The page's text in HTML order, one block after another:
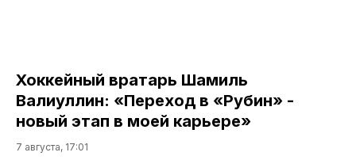
Хоккейный вратарь Шамиль
Валиуллин: «Переход в «Рубин» -
новый этап в моей карьере»
7 августа, 17:01